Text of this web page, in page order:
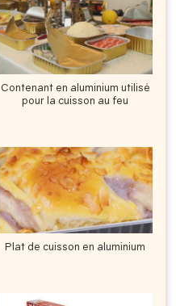
Contenant en aluminium utilisé
pour la cuisson au feu
Plat de cuisson en aluminium